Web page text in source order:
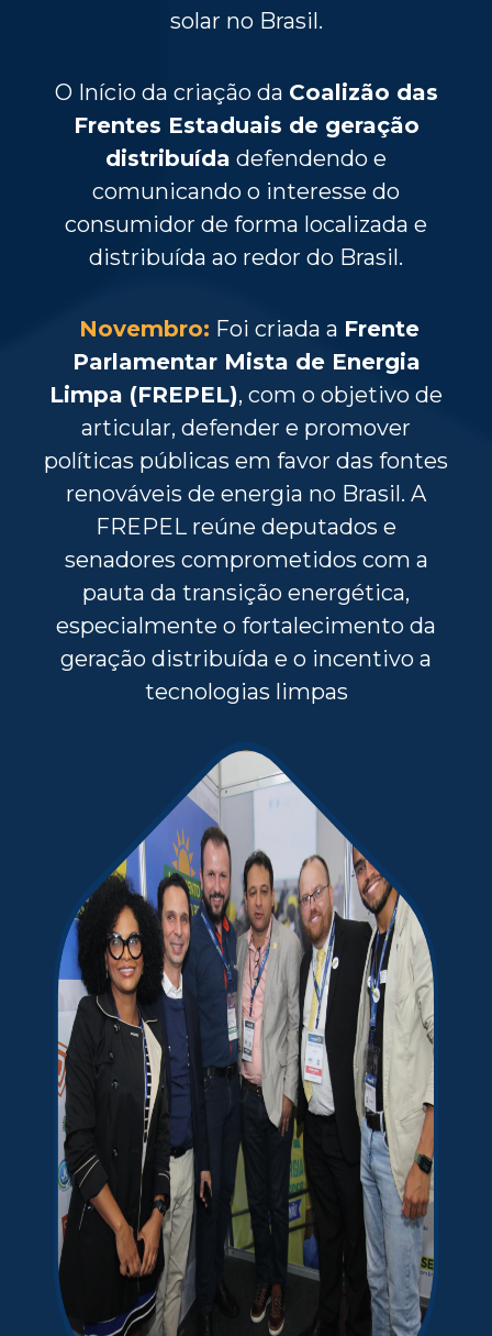
solar no Brasil.
O Início da criação da Coalizão das
Frentes Estaduais de geração
distribuída defendendo e
comunicando o interesse do
consumidor de forma localizada e
distribuída ao redor do Brasil.
Novembro: Foi criada a Frente
Parlamentar Mista de Energia
Limpa (FREPEL), com o objetivo de
articular, defender e promover
políticas públicas em favor das fontes
renováveis de energia no Brasil. A
FREPEL reúne deputados e
senadores comprometidos com a
pauta da transição energética,
especialmente o fortalecimento da
geração distribuída e o incentivo a
tecnologias limpas